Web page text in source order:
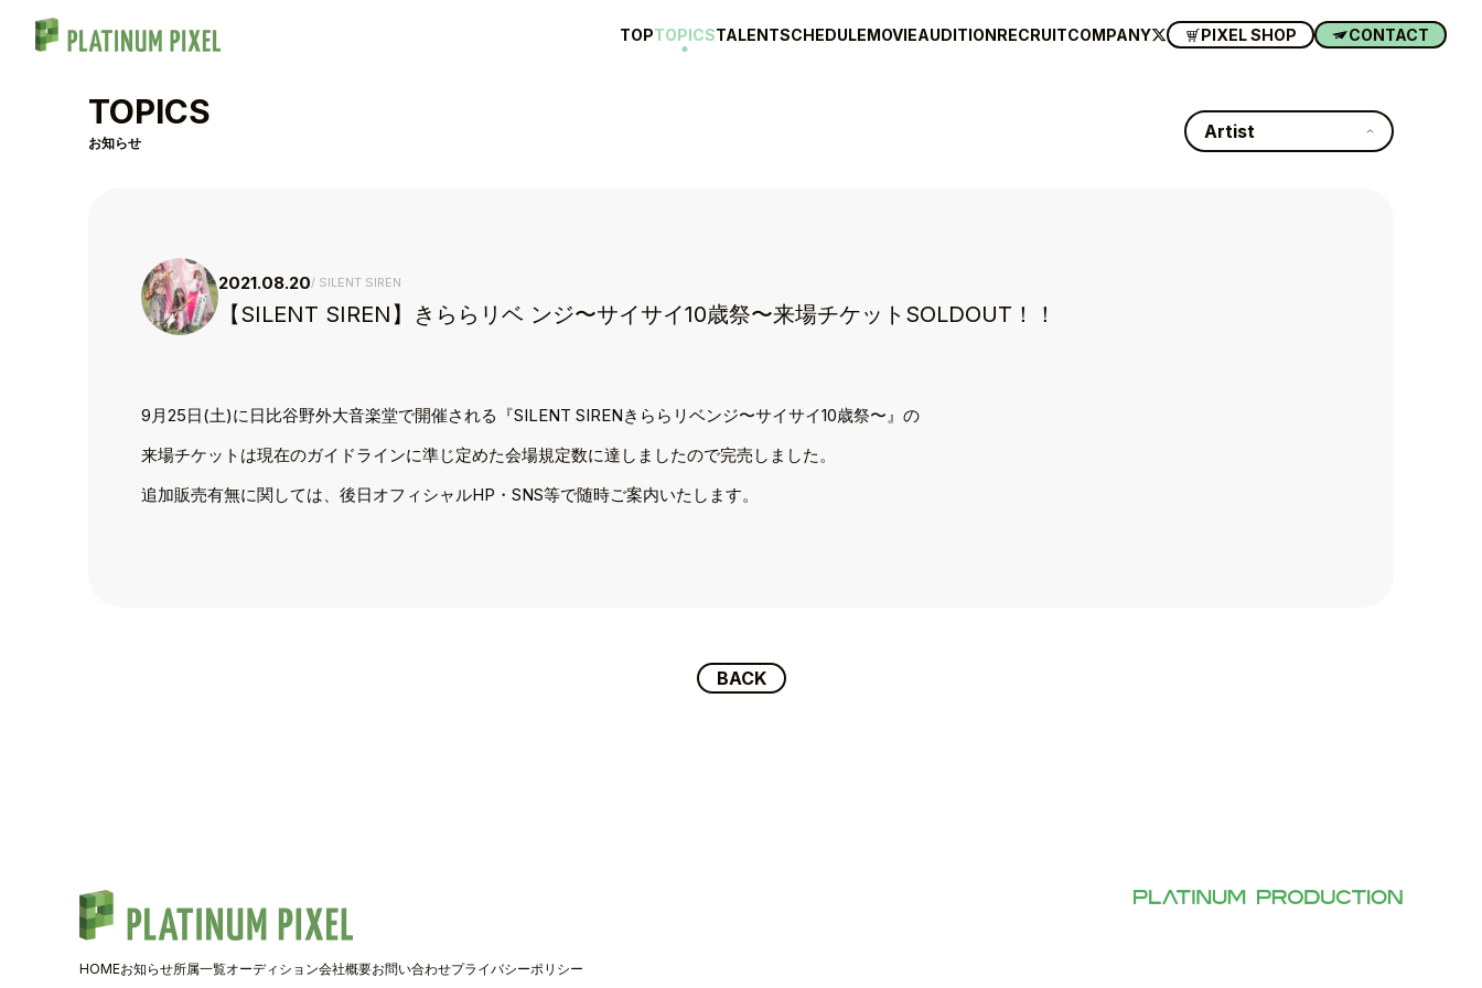
TOPTOPICSTALENTSCHEDULEMOVIEAUDITIONRECRUITCOMPANY PIXEL SHOP CONTACT
TOPICS
PIXEL SHOP
TOPICS
お知らせ
Artist
2021.08.20 SILENT SIREN
【SILENT SIREN】きららリベ ンジ〜サイサイ10歳祭〜来場チケットSOLDOUT！！
9月25日(土)に日比谷野外大音楽堂で開催される『SILENT SIRENきららリベンジ〜サイサイ10歳祭〜』の
来場チケットは現在のガイドラインに準じ定めた会場規定数に達しましたので完売しました。
追加販売有無に関しては、後日オフィシャルHP・SNS等で随時ご案内いたします。
BACK
HOMEお知らせ所属一覧オーディション会社概要お問い合わせプライバシーポリシー